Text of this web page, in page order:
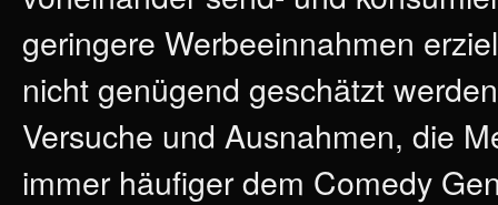
geringere Werbeeinnahmen
nicht genügend geschätzt
Versuche und Ausnahmen, die
immer häufiger dem Comedy